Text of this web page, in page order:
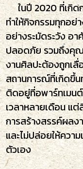
ในปี 2020 ที่เกิดก
ทำให้กิจกรรมทุกอ
อย่างระมัดระวัง อ
ปลอดภัย รวมถึงคุณ
งานศิลปะต้องถูกเลื่
สถานการณ์ที่เกิดขึ้น
ติดอยู่ที่อพาร์ทเมน
เวลาหลายเดือน แ
การสร้างสรรค์ผล
และไม่ปล่อยให้ควา
ตัวเอง ⁣